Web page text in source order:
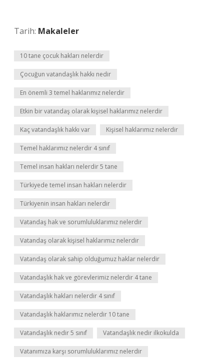
Tarih: Makaleler
10 tane çocuk hakları nelerdir
Çocuğun vatandaşlık hakkı nedir
En önemli 3 temel haklarımız nelerdir
Etkin bir vatandaş olarak kişisel haklarımız nelerdir
Kaç vatandaşlık hakkı var Kişisel haklarımız nelerdir
Temel haklarımız nelerdir 4 sınıf
Temel insan hakları nelerdir 5 tane
Türkiyede temel insan hakları nelerdir
Türkiyenin insan hakları nelerdir
Vatandaş hak ve sorumluluklarımız nelerdir
Vatandaş olarak kişisel haklarımız nelerdir
Vatandaş olarak sahip olduğumuz haklar nelerdir
Vatandaşlık hak ve görevlerimiz nelerdir 4 tane
Vatandaşlık hakları nelerdir 4 sınıf
Vatandaşlık haklarımız nelerdir 10 tane
Vatandaşlık nedir 5 sınıf Vatandaşlık nedir ilkokulda
Vatanımıza karşı sorumluluklarımız nelerdir